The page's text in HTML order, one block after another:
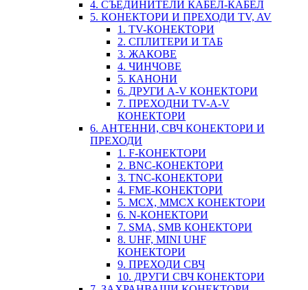
4. СЪЕДИНИТЕЛИ КАБЕЛ-КАБЕЛ
5. КОНЕКТОРИ И ПРЕХОДИ TV, AV
1. TV-КОНЕКТОРИ
2. СПЛИТЕРИ И ТАБ
3. ЖАКОВЕ
4. ЧИНЧОВЕ
5. КАНОНИ
6. ДРУГИ A-V КОНЕКТОРИ
7. ПРЕХОДНИ TV-A-V
КОНЕКТОРИ
6. АНТЕННИ, СВЧ КОНЕКТОРИ И
ПРЕХОДИ
1. F-КОНЕКТОРИ
2. BNC-КОНЕКТОРИ
3. TNC-КОНЕКТОРИ
4. FME-КОНЕКТОРИ
5. MCX, MMCX КОНЕКТОРИ
6. N-КОНЕКТОРИ
7. SMA, SMB КОНЕКТОРИ
8. UHF, MINI UHF
КОНЕКТОРИ
9. ПРЕХОДИ СВЧ
10. ДРУГИ СВЧ КОНЕКТОРИ